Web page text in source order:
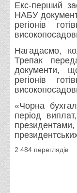
Екс-перший
НАБУ
регіонів
Нагадаємо,
Трепак
документи,
регіонів
«Чорна
період
2 484 переглядів